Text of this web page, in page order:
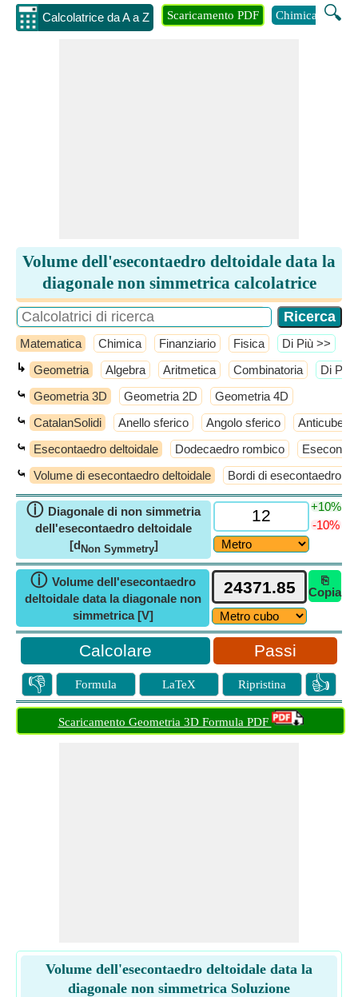
Calcolatrice da A a Z 🔍
Scaricamento PDF Chimica
Volume dell'esecontaedro deltoidale data la
diagonale non simmetrica calcolatrice
Matematica Chimica Finanziario Fisica ​Di Più >>
↳ Geometria Algebra Aritmetica Combinatoria ​Di Più
⤿ Geometria 3D Geometria 2D Geometria 4D
⤿ CatalanSolidi Anello sferico Angolo sferico Anticube
⤿ Esecontaedro deltoidale Dodecaedro rombico
⤿ Volume di esecontaedro deltoidale Bordi di esecontaedro
ⓘ Diagonale di non simmetria
dell'esecontaedro deltoidale
[dNon Symmetry]
+10%
-10%
ⓘ Volume dell'esecontaedro
deltoidale data la diagonale non
simmetrica [V]
⎘
Copia
Passi
👎 Formula LaTeX Ripristina 👍
Scaricamento Geometria 3D Formula PDF
Volume dell'esecontaedro deltoidale data la
diagonale non simmetrica Soluzione